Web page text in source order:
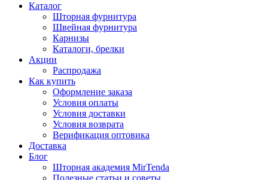
Каталог
Шторная фурнитура
Швейная фурнитура
Карнизы
Каталоги, брелки
Акции
Распродажа
Как купить
Оформление заказа
Условия оплаты
Условия доставки
Условия возврата
Верификация оптовика
Доставка
Блог
Шторная академия MirTenda
Полезные статьи и советы